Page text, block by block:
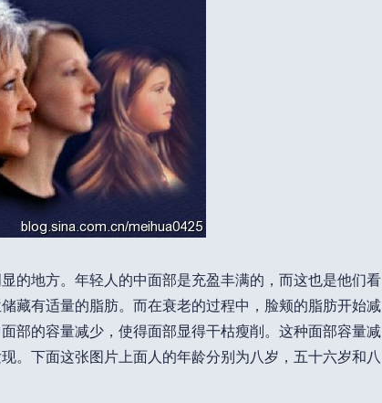
的地方。年轻人的中面部是充盈丰满的，而这也是他们看
藏有适量的脂肪。而在衰老的过程中，脸颊的脂肪开始减
部的容量减少，使得面部显得干枯瘦削。这种面部容量减
。下面这张图片上面人的年龄分别为八岁，五十六岁和八